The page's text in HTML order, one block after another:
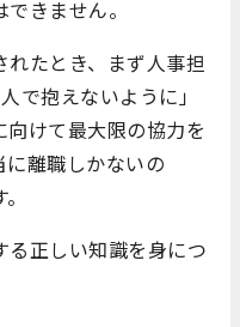
きません。
たとき、まず人事担
で抱えないように」
けて最大限の協力を
離職しかないの
正しい知識を身につ